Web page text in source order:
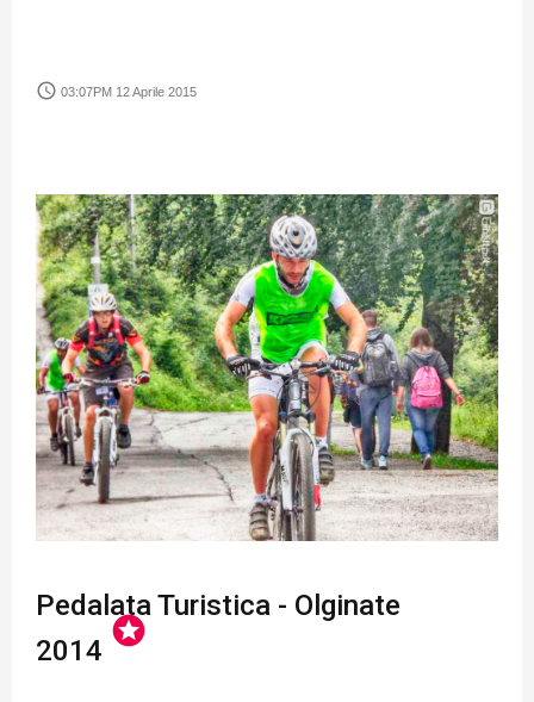
access_time 03:07PM 12 Aprile 2015
Pedalata Turistica - Olginate
2014
stars